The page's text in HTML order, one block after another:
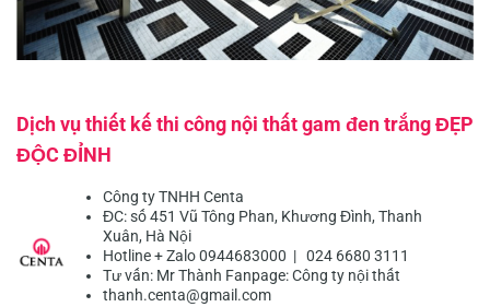
Dịch vụ thiết kế thi công nội thất gam đen trắng ĐẸP
ĐỘC ĐỈNH
Công ty TNHH Centa
ĐC: số 451 Vũ Tông Phan, Khương Đình, Thanh
Xuân, Hà Nội
Hotline + Zalo 0944683000 | 024 6680 3111
Tư vấn: Mr Thành Fanpage:Công ty nội thất
thanh.centa@gmail.com